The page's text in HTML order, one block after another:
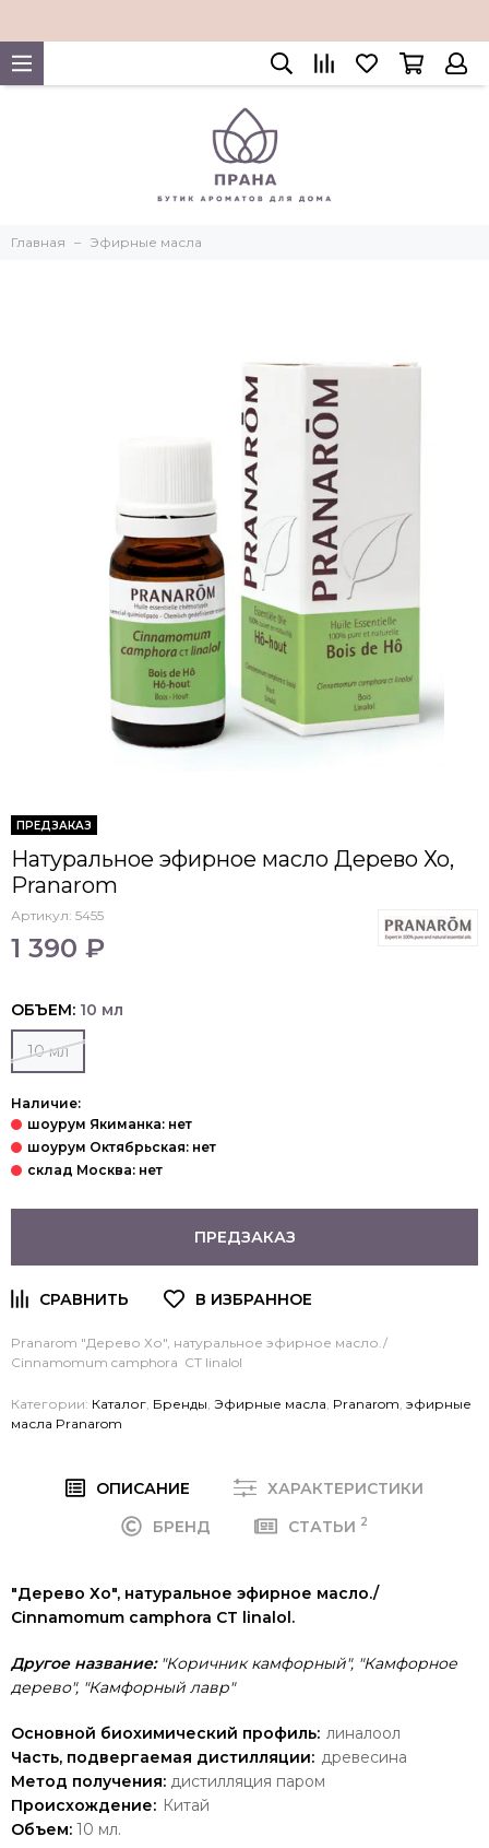
Главная Эфирные масла
ПРЕДЗАКАЗ
Натуральное эфирное масло Дерево Хо,
Pranarom
Артикул: 5455
1 390 ₽
ОБЪЕМ: 10 мл
10 мл
Наличие:
ПРЕДЗАКАЗ
Pranarom "Дерево Хо", натуральное эфирное масло./
Cinnamomum camphora СТ linalol
Категории: Каталог Бренды Эфирные масла Pranarom эфирные
масла Pranarom
ОПИСАНИЕ
ХАРАКТЕРИСТИКИ
БРЕНД
СТАТЬИ 2
"Дерево Хо", натуральное эфирное масло./
Cinnamomum camphora СТ linalol.
Другое название:"Коричник камфорный", "Камфорное
дерево", "Камфорный лавр"
Основной биохимический профиль: линалоол
Часть, подвергаемая дистилляции: древесина
Метод получения: дистилляция паром
Происхождение: Китай
Объем: 10 мл.